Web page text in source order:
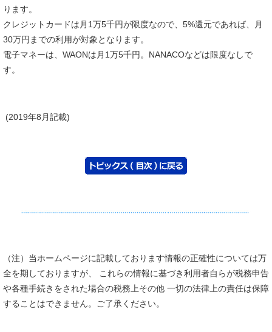
ります。
クレジットカードは月1万5千円が限度なので、5%還元であれば、月
30万円までの利用が対象となります。
電子マネーは、WAONは月1万5千円。NANACOなどは限度なしで
す。
(2019年8月記載)
（注）当ホームページに記載しております情報の正確性については万
全を期しておりますが、 これらの情報に基づき利用者自らが税務申告
や各種手続きをされた場合の税務上その他 一切の法律上の責任は保障
することはできません。ご了承ください。